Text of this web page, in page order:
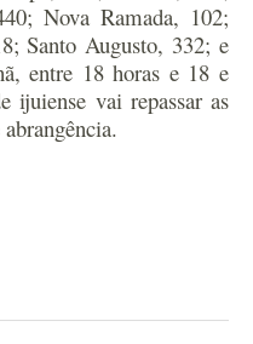
Nova Ramada, 102;
Santo Augusto, 332; e
entre 18 horas e 18 e
ijuiense vai repassar as